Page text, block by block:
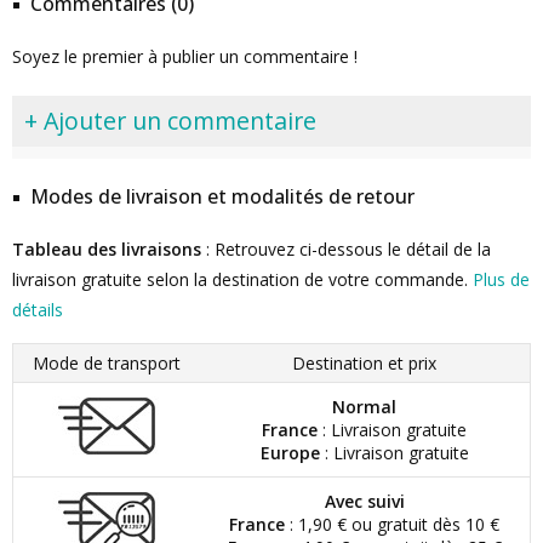
Soyez le premier à publier un commentaire !
+ Ajouter un commentaire
Modes de livraison et modalités de retour
Tableau des livraisons : Retrouvez ci-dessous le détail de la
livraison gratuite selon la destination de votre commande. Plus de
détails
Mode de transport
Destination et prix
Normal
France : Livraison gratuite
Europe: Livraison gratuite
Avec suivi
France : 1,90 € ou gratuit dès 10 €